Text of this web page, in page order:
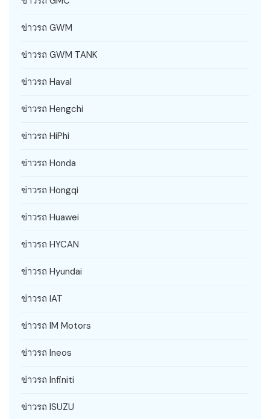
ข่าวรถ GWM
ข่าวรถ GWM TANK
ข่าวรถ Haval
ข่าวรถ Hengchi
ข่าวรถ HiPhi
ข่าวรถ Honda
ข่าวรถ Hongqi
ข่าวรถ Huawei
ข่าวรถ HYCAN
ข่าวรถ Hyundai
ข่าวรถ IAT
ข่าวรถ IM Motors
ข่าวรถ Ineos
ข่าวรถ Infiniti
ข่าวรถ ISUZU